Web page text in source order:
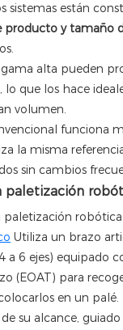
sistemas están
producto y tamaño
alta pueden
lo que los hace
volumen.
funciona
la misma
sin cambios
paletización
Utiliza un brazo
a 6 ejes) equipado
(EOAT) para
en un palé.
su alcance,